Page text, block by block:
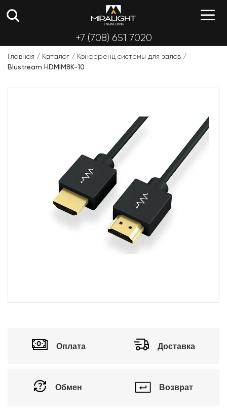
+7 (708) 651 7020
Главная / Каталог / Конференц системы для залов /
Blustream HDMIM8K-10
Оплата Доставка
Обмен Возврат